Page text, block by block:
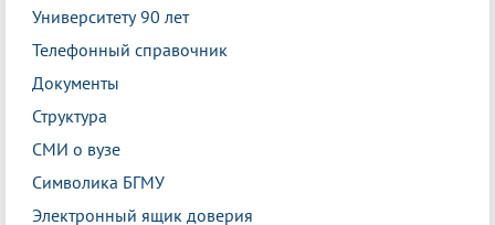
Университету 90 лет
Телефонный справочник
Документы
Структура
СМИ о вузе
Символика БГМУ
Электронный ящик доверия